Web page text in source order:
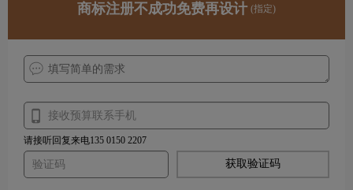
商标注册不成功免费再设计 (指定)
请接听回复来电135 0150 2207
获取验证码